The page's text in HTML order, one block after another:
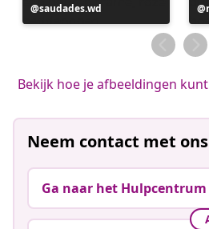
Bericht
gepubliceerd
saudades.wd
Bekijk hoe je afbeeldingen
Neem contact met
Ga naar het Hulpcentrum